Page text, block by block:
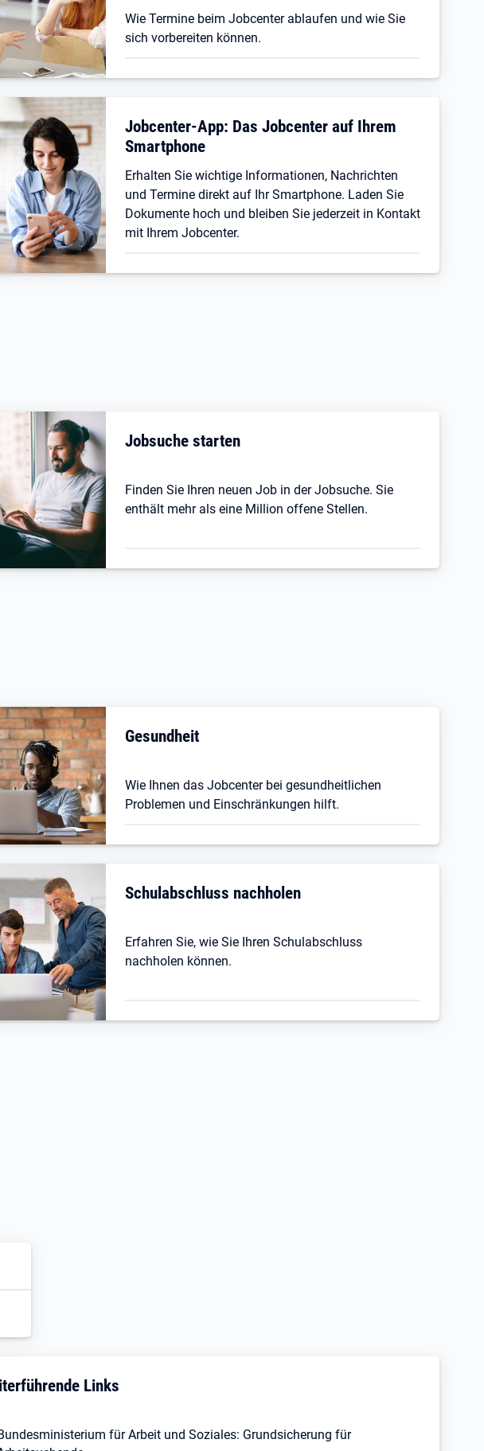
Wie Termine beim Jobcenter ablaufen und wie Sie
sich vorbereiten können.
Jobcenter-App: Das Jobcenter auf Ihrem
Smartphone
Erhalten Sie wichtige Informationen, Nachrichten
und Termine direkt auf Ihr Smartphone. Laden Sie
Dokumente hoch und bleiben Sie jederzeit in Kontakt
mit Ihrem Jobcenter.
Jobsuche starten
Finden Sie Ihren neuen Job in der Jobsuche. Sie
enthält mehr als eine Million offene Stellen.
Gesundheit
Wie Ihnen das Jobcenter bei gesundheitlichen
Problemen und Einschränkungen hilft.
Schulabschluss nachholen
Erfahren Sie, wie Sie Ihren Schulabschluss
nachholen können.
Links
für Arbeit und Soziales: Grundsicherung für